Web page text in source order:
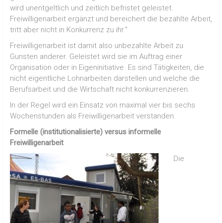
wird unentgeltlich und zeitlich befristet geleistet.
Freiwilligenarbeit ergänzt und bereichert die bezahlte Arbeit,
tritt aber nicht in Konkurrenz zu ihr.“
Freiwilligenarbeit ist damit also unbezahlte Arbeit zu
Gunsten anderer. Geleistet wird sie im Auftrag einer
Organisation oder in Eigeninitiative. Es sind Tätigkeiten, die
nicht eigentliche Lohnarbeiten darstellen und welche die
Berufsarbeit und die Wirtschaft nicht konkurrenzieren.
In der Regel wird ein Einsatz von maximal vier bis sechs
Wochenstunden als Freiwilligenarbeit verstanden.
Formelle (institutionalisierte) versus informelle
Freiwilligenarbeit
Die